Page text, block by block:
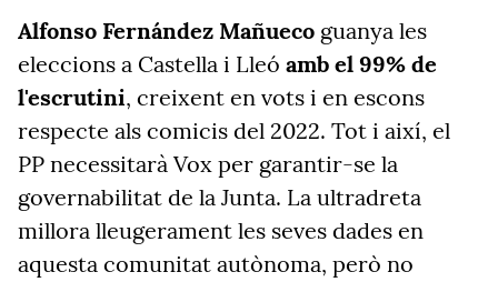
Alfonso Fernández Mañueco guanya les
eleccions a Castella i Lleó amb el 99% de
l'escrutini, creixent en vots i en escons
respecte als comicis del 2022. Tot i així, el
PP necessitarà Vox per garantir-se la
governabilitat de la Junta. La ultradreta
millora lleugerament les seves dades en
aquesta comunitat autònoma, però no